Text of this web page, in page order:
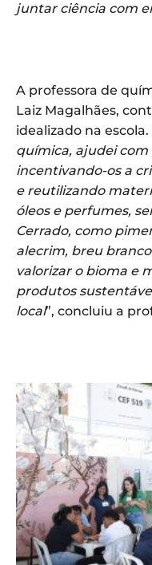
juntar ciência com
A professora de
Laiz Magalhães,
idealizado na escola.
química, ajudei com
incentivando-os a
e reutilizando
óleos e perfumes,
Cerrado, como
alecrim, breu
valorizar o bioma e
produtos
local”, concluiu a